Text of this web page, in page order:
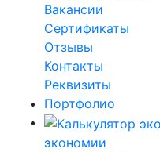
Вакансии
Сертификаты
Отзывы
Контакты
Реквизиты
Портфолио
экономии